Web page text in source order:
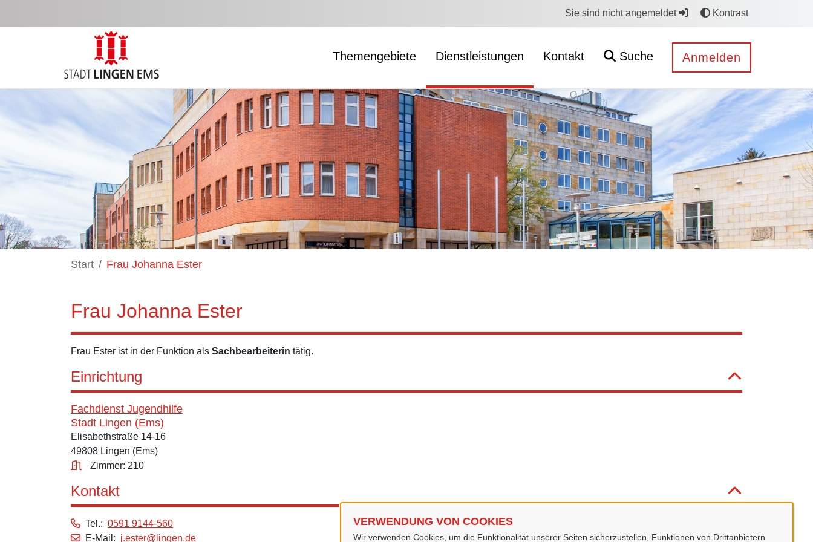
VERWENDUNG VON COOKIES
Wir verwenden Cookies, um die Funktionalität unserer Seiten sicherzustellen, Funktionen von Drittanbietern
Sie sind nicht angemeldet Kontrast
Themengebiete Dienstleistungen Kontakt Suche Anmelden
Start Frau Johanna Ester
Frau Johanna Ester
Frau Ester ist in der Funktion als Sachbearbeiterin tätig.
Einrichtung
Fachdienst Jugendhilfe
Stadt Lingen (Ems)
Elisabethstraße 14-16
49808 Lingen (Ems)
Zimmer: 210
Kontakt
Tel.: 0591 9144-560
E-Mail: j.ester@lingen.de